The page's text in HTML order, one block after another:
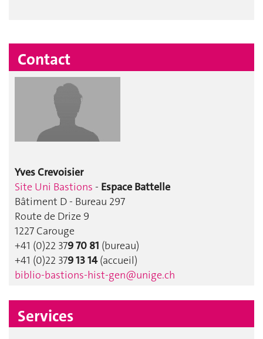
Contact
Yves Crevoisier
Site Uni Bastions - Espace Battelle
Bâtiment D - Bureau 297
Route de Drize 9
1227 Carouge
+41 (0)22 379 70 81 (bureau)
+41 (0)22 379 13 14(accueil)
biblio-bastions-hist-gen@unige.ch
Services